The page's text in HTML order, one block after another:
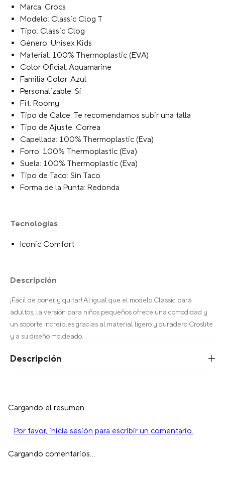
Marca: Crocs
Modelo: Classic Clog T
Tipo: Classic Clog
Género: Unisex Kids
Material: 100% Thermoplastic (EVA)
Color Oficial: Aquamarine
Familia Color: Azul
Personalizable: Sí
Fit: Roomy
Tipo de Calce: Te recomendamos subir una talla
Tipo de Ajuste: Correa
Capellada: 100% Thermoplastic (Eva)
Forro: 100% Thermoplastic (Eva)
Suela: 100% Thermoplastic (Eva)
Tipo de Taco: Sin Taco
Forma de la Punta: Redonda
Tecnologías
Iconic Comfort
Descripción
¡Fácil de poner y quitar! Al igual que el modelo Classic para
adultos, la versión para niños pequeños ofrece una comodidad y
un soporte increíbles gracias al material ligero y duradero Croslite
y a su diseño moldeado.
Descripción
Cargando el resumen…
Por favor, inicia sesión para escribir un comentario.
Cargando comentarios…